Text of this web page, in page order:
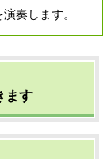
奏します。
ます